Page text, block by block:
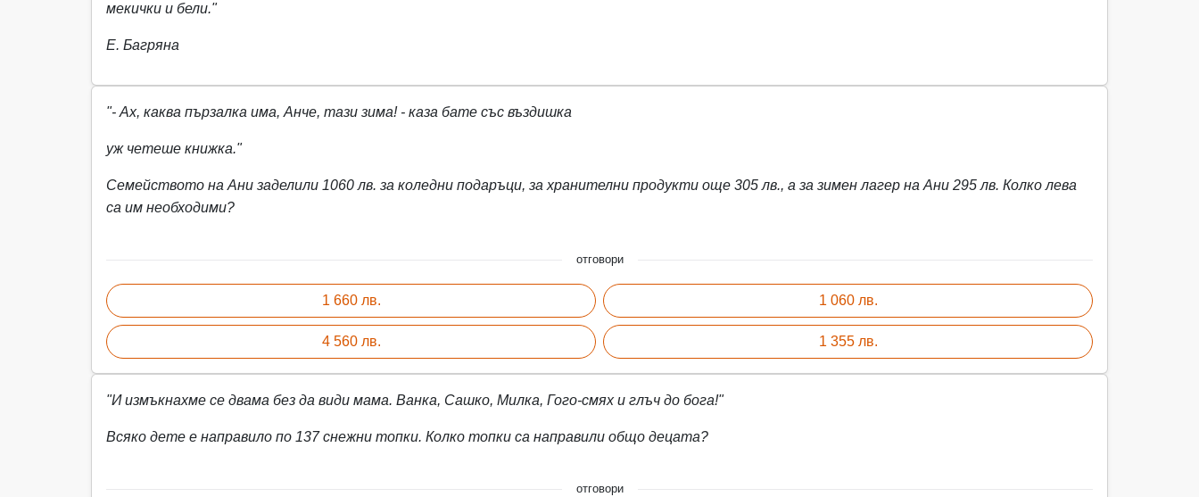
мекички и бели."
Е. Багряна
"- Ах, каква пързалка има, Анче, тази зима! - каза бате със въздишка
уж четеше книжка."
Семейството на Ани заделили 1060 лв. за коледни подаръци, за хранителни продукти още 305 лв., а за зимен лагер на Ани 295 лв. Колко лева
са им необходими?
отговори
1 660 лв.
4 560 лв.
1 060 лв.
1 355 лв.
"И измъкнахме се двама без да види мама. Ванка, Сашко, Милка, Гого-смях и глъч до бога!"
Всяко дете е направило по 137 снежни топки. Колко топки са направили общо децата?
отговори